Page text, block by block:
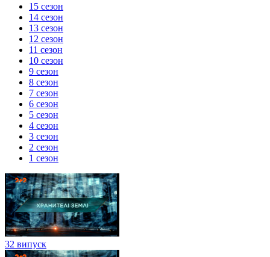
15 сезон
14 сезон
13 сезон
12 сезон
11 сезон
10 сезон
9 сезон
8 сезон
7 сезон
6 сезон
5 сезон
4 сезон
3 сезон
2 сезон
1 сезон
32 випуск